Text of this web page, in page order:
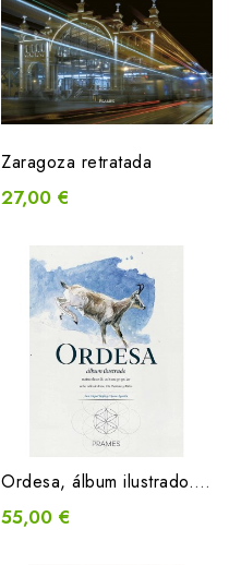
Zaragoza retratada
27,00 €
Ordesa, álbum ilustrado. Naturaleza y cultura popular en los valles de Broto, Vio, Puértolas y Bielsa
55,00 €